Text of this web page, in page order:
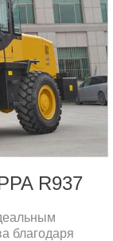
R937
благодаря